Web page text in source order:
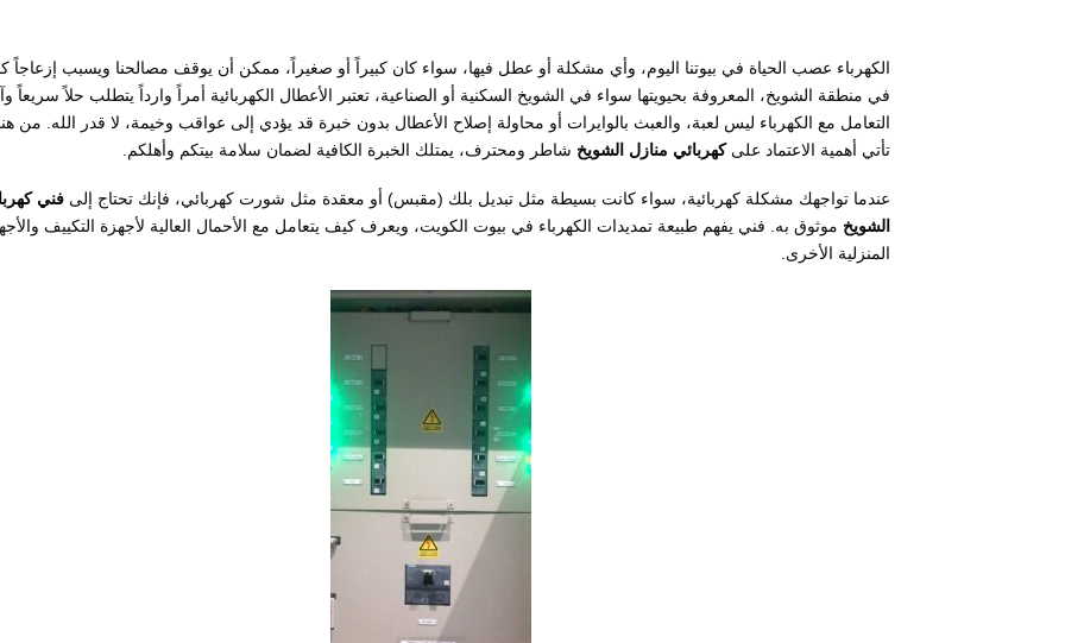
الكهرباء عصب الحياة في بيوتنا اليوم، وأي مشكلة أو عطل فيها، سواء كان كبيراً أو صغيراً، ممكن أن يوقف مصالحنا ويسبب إزعاجاً
في منطقة الشويخ، المعروفة بحيويتها سواء في الشويخ السكنية أو الصناعية، تعتبر الأعطال الكهربائية أمراً وارداً يتطلب حلاً سريعاً
التعامل مع الكهرباء ليس لعبة، والعبث بالوايرات أو محاولة إصلاح الأعطال بدون خبرة قد يؤدي إلى عواقب وخيمة، لا قدر الله. من
تأتي أهمية الاعتماد علىكهربائي منازل الشويخ شاطر ومحترف، يمتلك الخبرة الكافية لضمان سلامة بيتكم وأهلكم.
عندما تواجهك مشكلة كهربائية، سواء كانت بسيطة مثل تبديل بلك (مقبس) أو معقدة مثل شورت كهربائي، فإنك تحتاج إلى فني
الشويخ موثوق به. فني يفهم طبيعة تمديدات الكهرباء في بيوت الكويت، ويعرف كيف يتعامل مع الأحمال العالية لأجهزة التكييف
المنزلية الأخرى.